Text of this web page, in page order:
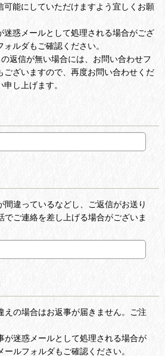
可能にしていただけますよう宜しくお願
迷惑メールとして処理される場合がござ
ルダもご確認ください。
返信が無い場合には、お問い合わせフ
ございますので、再度お問い合わせくだ
し上げます。
間違っているなどし、ご返信がお送り
でご連絡を差し上げる場合がございま
えの場合はお返事が届きません。ご注
が迷惑メールとして処理される場合が
ルフォルダもご確認ください。